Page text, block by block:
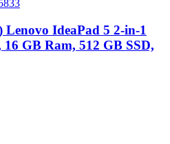
IdeaPad 5 2-in-1
GB Ram, 512 GB SSD,